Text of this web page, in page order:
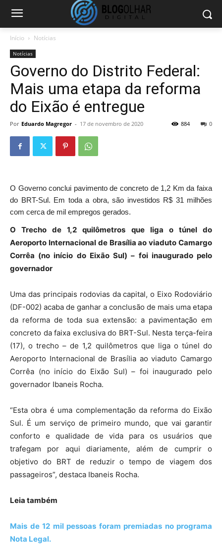
Início Notícias
Notícias
Governo do Distrito Federal:
Mais uma etapa da reforma
do Eixão é entregue
Por Eduardo Magregor - 17 de novembro de 2020 0
884
O Governo conclui pavimento de concreto de 1,2 Km da faixa
do BRT-Sul. Em toda a obra, são investidos R$ 31 milhões
com cerca de mil empregos gerados.
O Trecho de 1,2 quilômetros que liga o túnel do
Aeroporto Internacional de Brasília ao viaduto Camargo
Corrêa (no início do Eixão Sul) – foi inaugurado pelo
governador
Uma das principais rodovias da capital, o Eixo Rodoviário
(DF-002) acaba de ganhar a conclusão de mais uma etapa
da reforma de toda sua extensão: a pavimentação em
concreto da faixa exclusiva do BRT-Sul. Nesta terça-feira
(17), o trecho – de 1,2 quilômetros que liga o túnel do
Aeroporto Internacional de Brasília ao viaduto Camargo
Corrêa (no início do Eixão Sul) – foi inaugurado pelo
governador Ibaneis Rocha.
“Esta obra é uma complementação da reforma do Eixão
Sul. É um serviço de primeiro mundo, que vai garantir
conforto e qualidade de vida para os usuários que
trafegam por aqui diariamente, além de cumprir o
objetivo do BRT de reduzir o tempo de viagem dos
passageiros”, destaca Ibaneis Rocha.
Leia também
Mais de 12 mil pessoas foram premiadas no programa
Nota Legal.